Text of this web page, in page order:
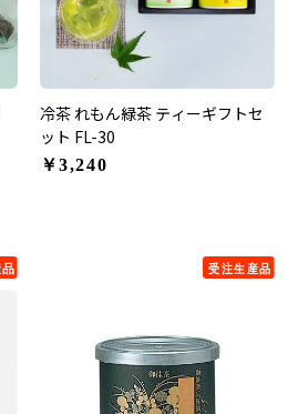
冷茶 れもん緑茶 ティーギフトセ
ット FL-30
￥3,240